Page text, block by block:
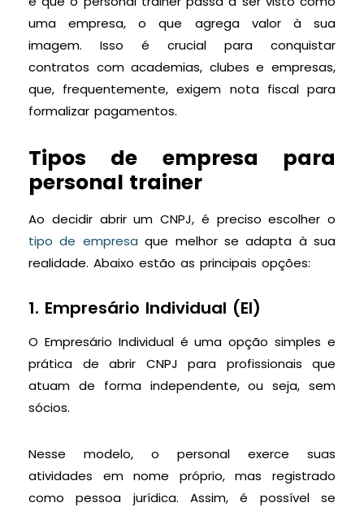
uma empresa, o que agrega valor à sua
imagem. Isso é crucial para conquistar
contratos com academias, clubes e empresas,
que, frequentemente, exigem nota fiscal para
formalizar pagamentos.
Tipos de empresa para
personal trainer
Ao decidir abrir um CNPJ, é preciso escolher o
tipo de empresa que melhor se adapta à sua
realidade. Abaixo estão as principais opções:
1. Empresário Individual (EI)
O Empresário Individual é uma opção simples e
prática de abrir CNPJ para profissionais que
atuam de forma independente, ou seja, sem
sócios.
Nesse modelo, o personal exerce suas
atividades em nome próprio, mas registrado
como pessoa jurídica. Assim, é possível se